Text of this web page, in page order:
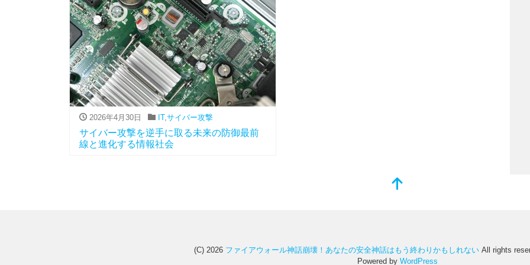
2026年4月30日 IT, サイバー攻撃
サイバー攻撃を逆手に取る未来の防御最前
線と進化する情報社会
(C) 2026 ファイアウォール神話崩壊！あなたの安全神話はもう終わりかもしれないAll rights
Powered by WordPress